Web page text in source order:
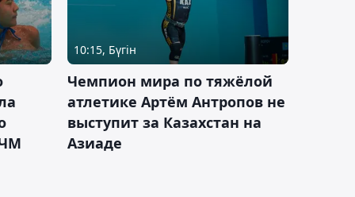
10:15, Бүгін
Чемпион мира по тяжёлой
атлетике Артём Антропов не
выступит за Казахстан на
Азиаде